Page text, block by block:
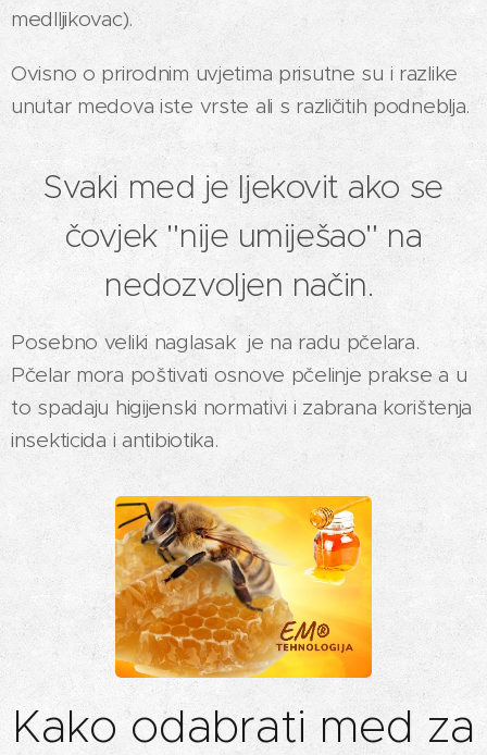
medlljikovac).
Ovisno o prirodnim uvjetima prisutne su i razlike
unutar medova iste vrste ali s različitih podneblja.
Svaki med je ljekovit ako se
čovjek "nije umiješao" na
nedozvoljen način.
Posebno veliki naglasak je na radu pčelara.
Pčelar mora poštivati osnove pčelinje prakse a u
to spadaju higijenski normativi i zabrana korištenja
insekticida i antibiotika.
Kako odabrati med za